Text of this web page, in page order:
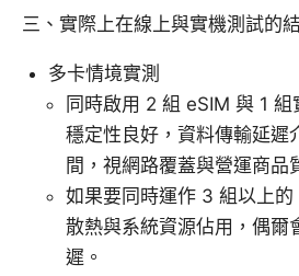
三、實際上在線上與實機測試的
多卡情境實測
同時啟用 2 組 eSIM 與 1
穩定性良好，資料傳輸延遲
間，視網路覆蓋與營運商品
如果要同時運作 3 組以上
散熱與系統資源佔用，偶爾
遲。